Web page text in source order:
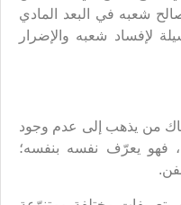
شعبه في البعد المادي
لإفساد شعبه والإضرار
من يذهب إلى عدم وجود
فهو يعرّف نفسه بنفسه؛